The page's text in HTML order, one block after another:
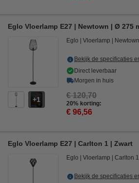
Eglo Vloerlamp E27 | Newtown | Ø 275
1
Eglo Vloerlamp Newtown
Bekijk de specificaties
Direct leverbaar
Morgen in huis
€ 120,70
20% korting:
€ 96,56
Eglo Vloerlamp E27 | Carlton 1 | Zwart
Eglo Vloerlamp Carlton 1
Bekijk de specificaties